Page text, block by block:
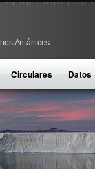
Antárticos
Circulares Datos